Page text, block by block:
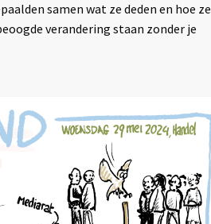
samen wat ze deden en hoe ze
verandering staan zonder je